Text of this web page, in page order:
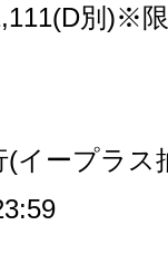
別 )※
(イープラス